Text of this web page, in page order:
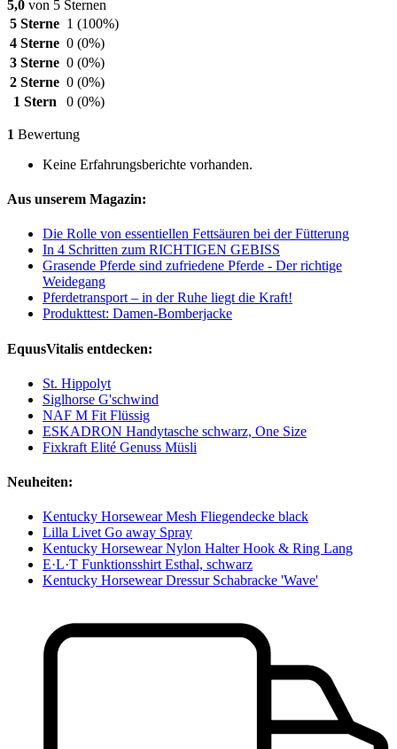
5,0 von 5 Sternen
5 Sterne 1 (100%)
4 Sterne 0 (0%)
3 Sterne 0 (0%)
2 Sterne 0 (0%)
1 Stern
0 (0%)
1 Bewertung
Keine Erfahrungsberichte vorhanden.
Aus unserem Magazin:
Die Rolle von essentiellen Fettsäuren bei der Fütterung
In 4 Schritten zum RICHTIGEN GEBISS
Grasende Pferde sind zufriedene Pferde - Der richtige
Weidegang
Pferdetransport – in der Ruhe liegt die Kraft!
Produkttest: Damen-Bomberjacke
EquusVitalis entdecken:
St. Hippolyt
Siglhorse G'schwind
NAF M Fit Flüssig
ESKADRON Handytasche schwarz, One Size
Fixkraft Elité Genuss Müsli
Neuheiten:
Kentucky Horsewear Mesh Fliegendecke black
Lilla Livet Go away Spray
Kentucky Horsewear Nylon Halter Hook & Ring Lang
E·L·T Funktionsshirt Esthal, schwarz
Kentucky Horsewear Dressur Schabracke 'Wave'